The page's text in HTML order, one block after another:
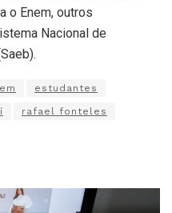
o Enem, outros
Nacional de
estudantes
rafael fonteles